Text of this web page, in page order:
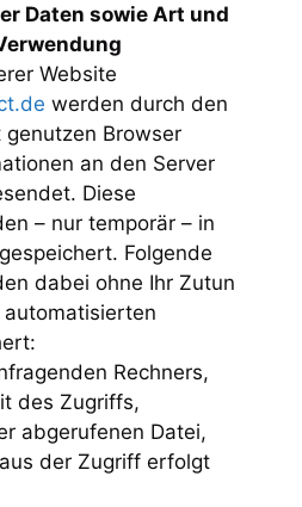
Daten sowie Art und
Website
werden durch den
genutzen Browser
an den Server
Diese
– nur temporär – in
Folgende
dabei ohne Ihr Zutun
Rechners,
des Zugriffs,
abgerufenen Datei,
der Zugriff erfolgt